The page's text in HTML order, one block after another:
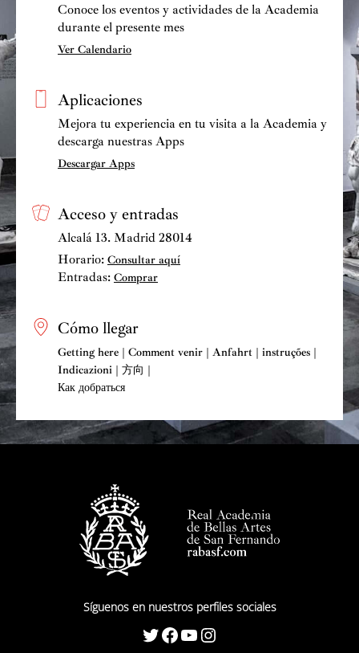
e
n
t
a
s
Conoce los eventos y actividades de la Academia
durante el presente mes
Ver Calendario
Aplicaciones
Mejora tu experiencia en tu visita a la Academia y
descarga nuestras Apps
Descargar Apps
Acceso y entradas
Alcalá 13. Madrid 28014
Horario: Consultar aquí
Entradas: Comprar
Cómo llegar
Getting here | Comment venir | Anfahrt | instruções |
Indicazioni | 方向 |
Как добраться
Síguenos en nuestros perfiles sociales
Twitter Facebook YouTube Instagram